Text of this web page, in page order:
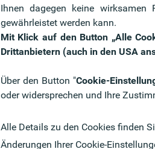
Anonyme Statistik Cookies
Komfort Cookies
Medien Cookies
Personalisierte Cookies
Nur
Ihnen dagegen keine
gewährleistet werden kann.
Mit Klick auf den Button „Alle
Drittanbietern (auch in den USA
Über den Button "Cookie-
oder widersprechen und Ihre
Alle Details zu den Cookies finden
Änderungen Ihrer Cookie-